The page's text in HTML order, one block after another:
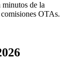
minutos de la
OTAs.